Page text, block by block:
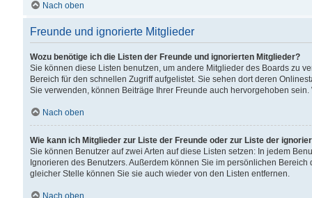
Nach oben
Freunde und ignorierte Mitglieder
Wozu benötige ich die Listen der Freunde und ignorierten Mitglieder?
Sie können diese Listen benutzen, um andere Mitglieder des Boards zu
Bereich für den schnellen Zugriff aufgelistet. Sie sehen dort deren
Sie verwenden, können Beiträge Ihrer Freunde auch hervorgehoben
Nach oben
Wie kann ich Mitglieder zur Liste der Freunde oder zur Liste der
Sie können Benutzer auf zwei Arten auf diese Listen setzen: In jedem
Ignorieren des Benutzers. Außerdem können Sie im persönlichen
gleicher Stelle können Sie sie auch wieder von den Listen entfernen.
Nach oben